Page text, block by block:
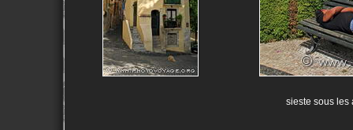
sieste sous les